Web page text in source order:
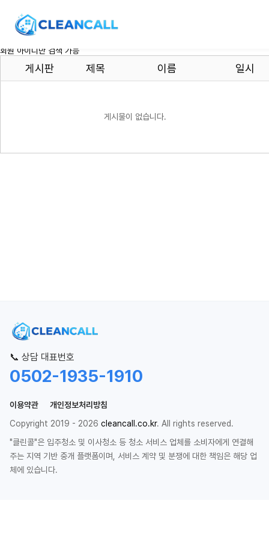
회원 아이디만 검색 가능
게시판 제목 이름 일시
게시물이 없습니다.
📞 상담 대표번호
0502-1935-1910
이용약관
개인정보처리방침
Copyright 2019 - 2026 cleancall.co.kr. All rights reserved.
"클린콜"은 입주청소 및 이사청소 등 청소 서비스 업체를 소비자에게 연결해
주는 지역 기반 중개 플랫폼이며, 서비스 계약 및 분쟁에 대한 책임은 해당 업
체에 있습니다.